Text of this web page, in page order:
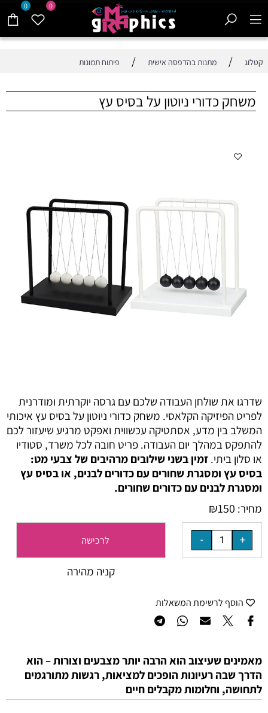
0 0
קטלוג / מתנות בהדפסה אישית / פיתוח תמונות
משחק כדורי ניוטון על בסיס עץ
שדרגו את שולחן העבודה שלכם עם גרסה יוקרתית ומודרנית
לפריט הפיזיקה הקלאסי. משחק כדורי ניוטון על בסיס עץ איכותי
המשלב בין מדע, אסתטיקה עכשווית ואפקט מרגיע שיעזור לכם
להתפקס במהלך יום העבודה. פריט חובה לכל משרד, סטודיו
או סלון ביתי. זמין בשני שילובים מרהיבים של צבעי מט:
בסיס עץ ומסגרת שחורים עם כדורים לבנים, או בסיס עץ
ומסגרת לבנים עם כדורים שחורים.
מחיר:
₪150
לרכישה
קניה מהירה
הוסף לרשימת המשאלות
מאמינים שעיצוב הוא הרבה יותר מצבעים וצורות – הוא
הדרך שבה רעיונות הופכים למציאות, רגשות מתורגמים
לתחושה, וחלומות מקבלים חיים